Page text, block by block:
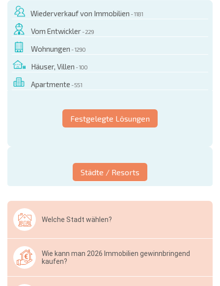
Wiederverkauf von Immobilien - 1181
Vom Entwickler - 229
Wohnungen - 1290
Häuser, Villen - 100
Apartmente - 551
Festgelegte Lösungen
Städte / Resorts
Welche Stadt wählen?
Wie kann man 2026 Immobilien gewinnbringend
kaufen?